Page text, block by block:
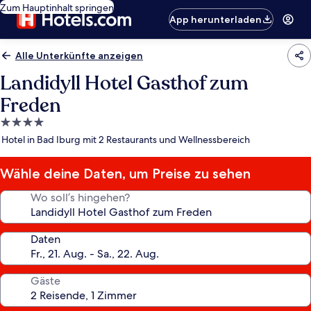
Zum Hauptinhalt springen
App herunterladen
Alle Unterkünfte anzeigen
Landidyll Hotel Gasthof zum
Freden
4.0-
Sterne-
Hotel in Bad Iburg mit 2 Restaurants und Wellnessbereich
Wähle deine Daten, um Preise zu sehen
Wo soll’s hingehen?
Daten
Gäste